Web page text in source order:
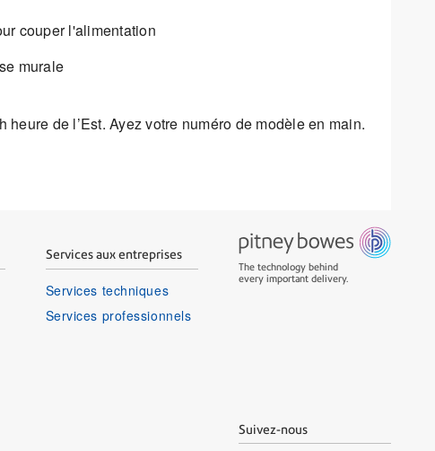
couper l'alimentation
murale
de l’Est. Ayez votre numéro de modèle en main.
Services aux entreprises
Services techniques
Services professionnels
The technology behind
every important delivery.
Suivez-nous